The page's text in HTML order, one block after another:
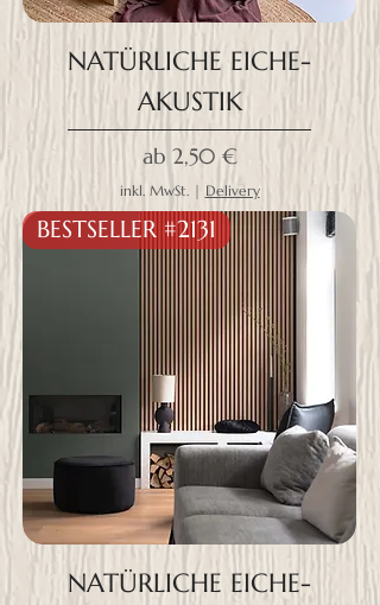
NATÜRLICHE EICHE-
AKUSTIK
ab 2,50 €
Sale-Preis
inkl. MwSt. | Delivery
BESTSELLER #2131
NATÜRLICHE EICHE-